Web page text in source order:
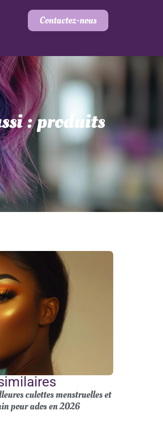
Contactez-nous
: produits
culottes menstruelles et
pour ados en 2026